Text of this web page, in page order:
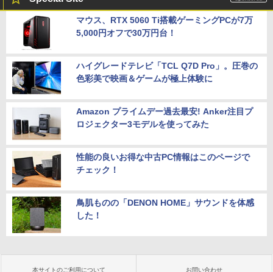
マウス、RTX 5060 Ti搭載ゲーミングPCが7万
5,000円オフで30万円台！
ハイグレードテレビ「TCL Q7D Pro」。圧巻の
色彩美で映画＆ゲームが極上体験に
Amazon プライムデー過去最安! Anker注目プ
ロジェクター3モデルを使ってみた
性能の良いお得な中古PC情報はこのページで
チェック！
鳥肌ものの「DENON HOME」サウンドを体感
した！
本サイトのご利用について お問い合わせ